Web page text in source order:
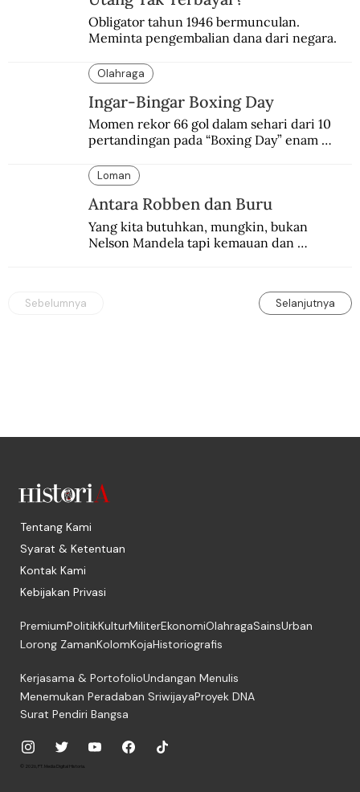
Obligator tahun 1946 bermunculan.
Meminta pengembalian dana dari negara.
Olahraga
Ingar-Bingar Boxing Day
Momen rekor 66 gol dalam sehari dari 10
pertandingan pada “Boxing Day” enam
Manchester United 6-1.
Loman
Antara Robben dan Buru
Yang kita butuhkan, mungkin, bukan
Nelson Mandela tapi kemauan dan
Sebelumnya Selanjutnya
Tentang Kami
Syarat & Ketentuan
Kontak Kami
Kebijakan Privasi
PremiumPolitikKulturMiliterEkonomiOlahragaSainsUrban
Lorong ZamanKolomKojaHistoriografis
Kerjasama & PortofolioUndangan Menulis
Menemukan Peradaban SriwijayaProyek DNA
Surat Pendiri Bangsa
© 2026, PT. Media Digital Historia.